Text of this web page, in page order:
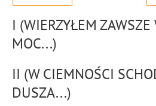
I (WIERZYŁEM ZAWSZE
MOC...)
II (W CIEMNOŚCI
DUSZA...)